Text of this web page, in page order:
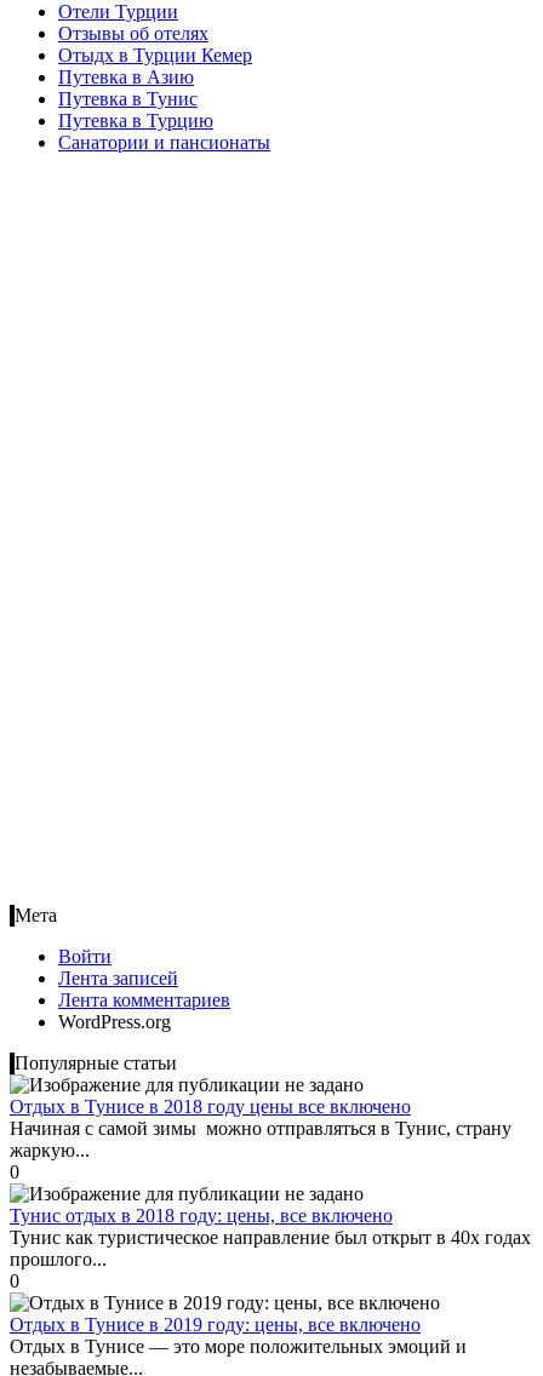
Отели Турции
Отзывы об отелях
Отыдх в Турции Кемер
Путевка в Азию
Путевка в Тунис
Путевка в Турцию
Санатории и пансионаты
Мета
Войти
Лента записей
Лента комментариев
WordPress.org
Популярные статьи
Отдых в Тунисе в 2018 году цены все включено
Начиная с самой зимы можно отправляться в Тунис, страну
жаркую...
0
Тунис отдых в 2018 году: цены, все включено
Тунис как туристическое направление был открыт в 40х годах
прошлого...
0
Отдых в Тунисе в 2019 году: цены, все включено
Отдых в Тунисе — это море положительных эмоций и
незабываемые...